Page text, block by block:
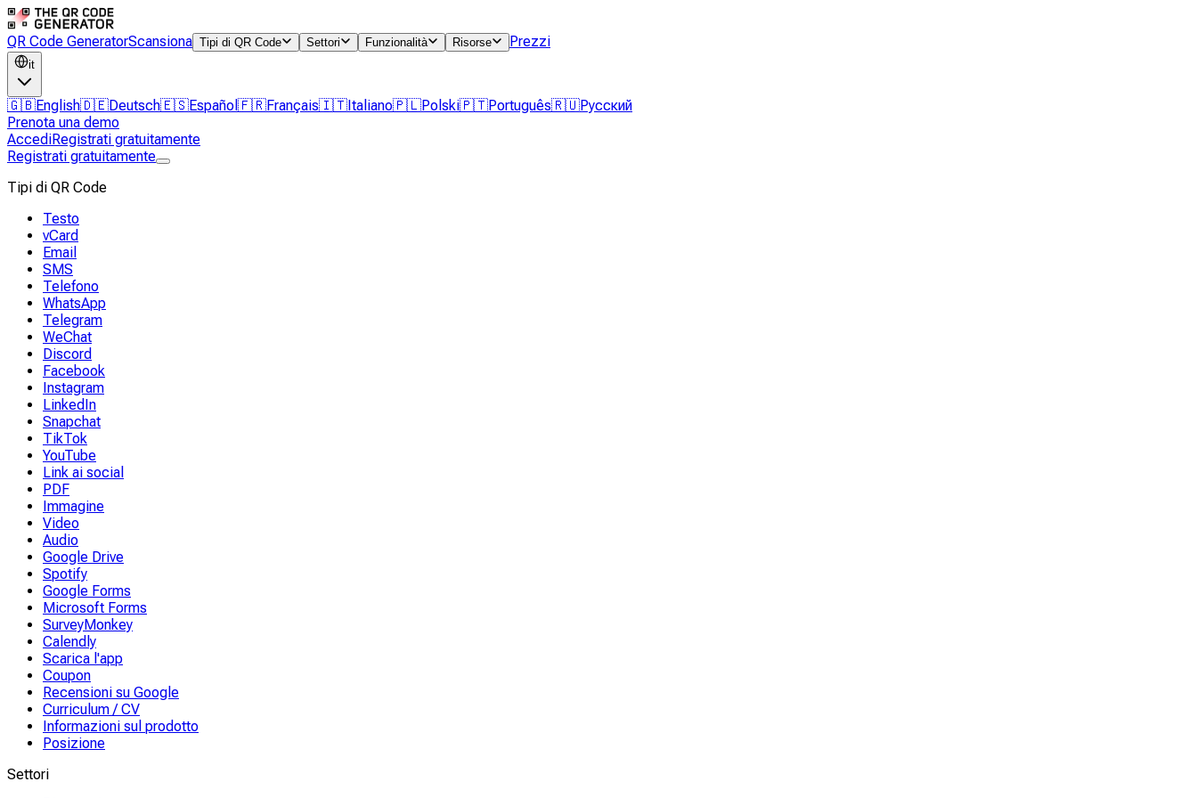
QR Code GeneratorScansiona Tipi di QR Code Settori Funzionalità Risorse Prezzi
it
🇬🇧English🇩🇪Deutsch🇪🇸Español 🇫🇷Français🇮🇹Italiano🇵🇱Polski🇵🇹Português🇷🇺Русский
Prenota una demo
AccediRegistrati gratuitamente
Registrati gratuitamente
Tipi di QR Code
Testo
vCard
Email
SMS
Telefono
WhatsApp
Telegram
WeChat
Discord
Facebook
Instagram
LinkedIn
Snapchat
TikTok
YouTube
Link ai social
PDF
Immagine
Video
Audio
Google Drive
Spotify
Google Forms
Microsoft Forms
SurveyMonkey
Calendly
Scarica l'app
Coupon
Recensioni su Google
Curriculum / CV
Informazioni sul prodotto
Posizione
Settori